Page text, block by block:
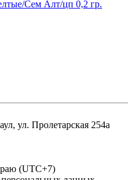
Сем Алт/цп 0,2 гр.
ул. Пролетарская 254а
(UTC+7)